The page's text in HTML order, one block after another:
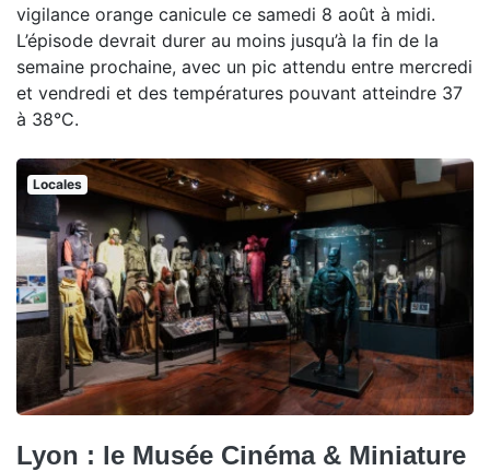
vigilance orange canicule ce samedi 8 août à midi.
L’épisode devrait durer au moins jusqu’à la fin de la
semaine prochaine, avec un pic attendu entre mercredi
et vendredi et des températures pouvant atteindre 37
à 38°C.
Locales
Lyon : le Musée Cinéma & Miniature